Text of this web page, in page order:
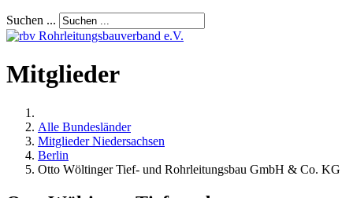
Suchen ...
Mitglieder
Alle Bundesländer
Mitglieder Niedersachsen
Berlin
Otto Wöltinger Tief- und Rohrleitungsbau GmbH & Co. KG